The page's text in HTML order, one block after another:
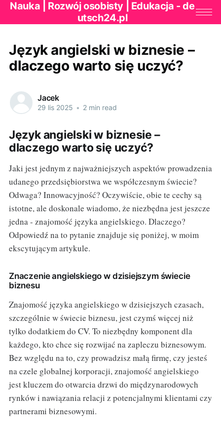
Nauka | Rozwój osobisty | Edukacja - de
utsch24.pl
Język angielski w biznesie –
dlaczego warto się uczyć?
Jacek
29 lis 2025 • 2 min read
Język angielski w biznesie –
dlaczego warto się uczyć?
Jaki jest jednym z najważniejszych aspektów prowadzenia
udanego przedsiębiorstwa we współczesnym świecie?
Odwaga? Innowacyjność? Oczywiście, obie te cechy są
istotne, ale doskonale wiadomo, że niezbędna jest jeszcze
jedna - znajomość języka angielskiego. Dlaczego?
Odpowiedź na to pytanie znajduje się poniżej, w moim
ekscytującym artykule.
Znaczenie angielskiego w dzisiejszym świecie
biznesu
Znajomość języka angielskiego w dzisiejszych czasach,
szczególnie w świecie biznesu, jest czymś więcej niż
tylko dodatkiem do CV. To niezbędny komponent dla
każdego, kto chce się rozwijać na zapleczu biznesowym.
Bez względu na to, czy prowadzisz małą firmę, czy jesteś
na czele globalnej korporacji, znajomość angielskiego
jest kluczem do otwarcia drzwi do międzynarodowych
rynków i nawiązania relacji z potencjalnymi klientami czy
partnerami biznesowymi.